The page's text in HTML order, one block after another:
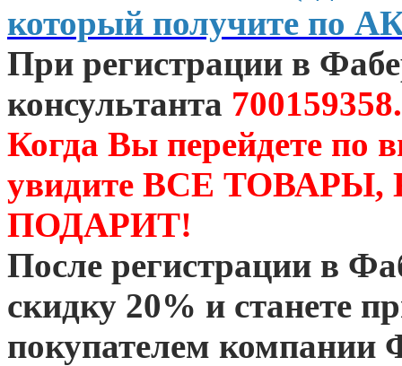
который получите по
При регистрации в
консультанта 700159358.
Когда Вы перейдете по
увидите ВСЕ
ПОДАРИТ!
После регистрации в
скидку 20% и станете
покупателем компании